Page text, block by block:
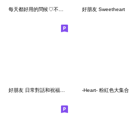
好朋友 Sweetheart
好朋友 日常對話和祝福的話 -Heart- 粉紅色大集合